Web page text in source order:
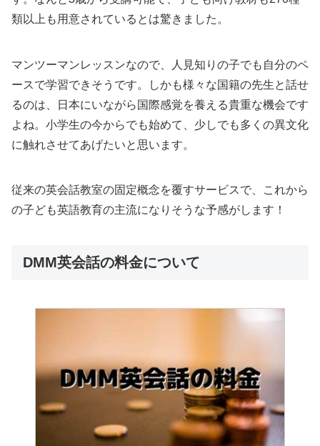
類以上も用意されているとは驚きました。
マンツーマンレッスンなので、人見知りの子でも自分のペ
ースで学習できそうです。しかも様々な国籍の先生と話せ
るのは、日本にいながら国際感覚を養える貴重な機会です
よね。小学生の今からでも始めて、少しでも多くの異文化
に触れさせてあげたいと思います。
従来の英会話教室の固定概念を覆すサービスで、これから
の子ども英語教育の主流になりそうな予感がします！
DMM英会話の料金について